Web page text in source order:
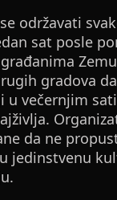
održavati
sat posle
gradova
u večernjim
da ne
jedinstvenu